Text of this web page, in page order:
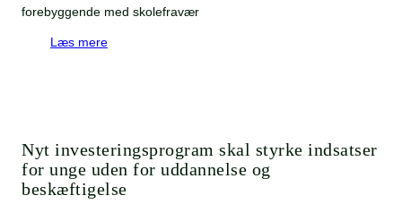
forebyggende med skolefravær
Læs mere
Nyt investeringsprogram skal styrke indsatser
for unge uden for uddannelse og
beskæftigelse